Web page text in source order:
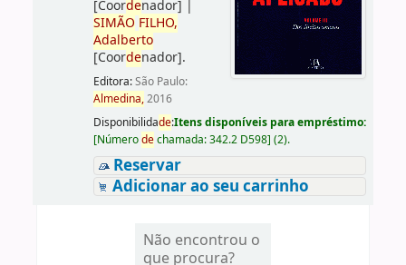
[Coordenador] |
SIMÃO FILHO,
Adalberto
[Coordenador].
Editora:São Paulo:
Almedina,2016
Disponibilidade:Itens disponíveis para empréstimo:
[Númerodechamada:342.2 D598] (2).
Reservar
Adicionar ao seu carrinho
Não encontrou o
que procura?